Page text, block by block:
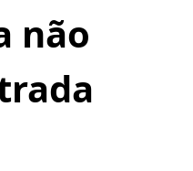
não